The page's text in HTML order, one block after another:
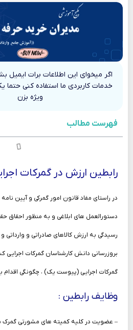
اگر میخوای این اطلاعات برات ایمیل
خدمات کاربردی ما استفاده کنی
ویژه بزن
فهرست مطالب
رابطین ارزش در گمرکات
در راستای مفاد قانون امور گمرکی و آیین
دستورالعمل های ابلاغی و به منظور احقاق
رسیدگی به ارزش کالاهای صادراتی و
بروزرسانی دانش کارشناسان گمرکات
گمرکات اجرایی (پیوست یک) ، چگونگی اقدام
وظایف رابطین :
– عضویت در کلیه کمیته های مشورتی گمرک